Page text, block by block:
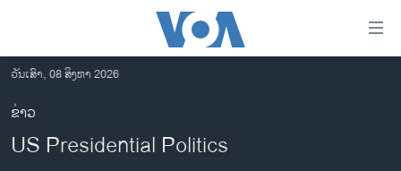
ເຂົ້າ
ຫາ
ຂ້າມ
ຂ້າມ
ອາເມຣິກາ
ວັນເສົາ, 08 ສິງຫາ 2026
ຂ່າວ
US Presidential Politics